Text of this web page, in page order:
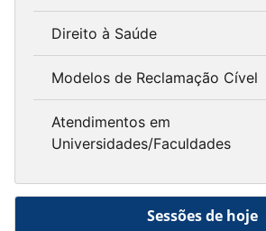
Direito à Saúde
Modelos de Reclamação Cível
Atendimentos em
Universidades/Faculdades
Sessões de hoje